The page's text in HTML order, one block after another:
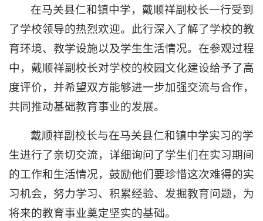
在马关县仁和镇中学，戴顺祥副校长一行受到
了学校领导的热烈欢迎。此行深入了解了学校的教
育环境、教学设施以及学生生活情况。在参观过程
中，戴顺祥副校长对学校的校园文化建设给予了高
度评价，并希望双方能够进一步加强交流与合作，
共同推动基础教育事业的发展。
戴顺祥副校长与在马关县仁和镇中学实习的学
生进行了亲切交流，详细询问了学生们在实习期间
的工作和生活情况，鼓励他们要珍惜这次难得的实
习机会，努力学习、积累经验、发掘教育问题，为
将来的教育事业奠定坚实的基础。